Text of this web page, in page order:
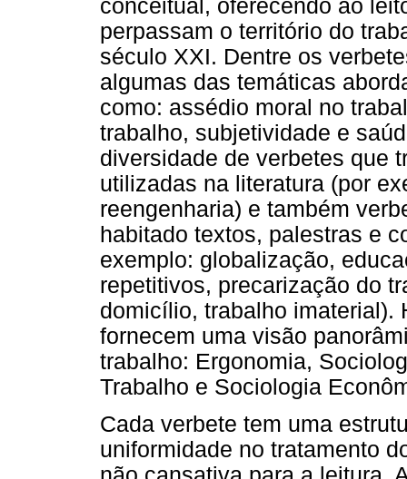
conceitual, oferecendo ao
perpassam o território do
século XXI. Dentre os
algumas das temáticas
como: assédio moral no
trabalho, subjetividade e
diversidade de verbetes que
utilizadas na literatura (por
reengenharia) e também
habitado textos, palestras e
exemplo: globalização,
repetitivos, precarização do
domicílio, trabalho imaterial).
fornecem uma visão
trabalho: Ergonomia,
Trabalho e Sociologia
Cada verbete tem uma
uniformidade no tratamento